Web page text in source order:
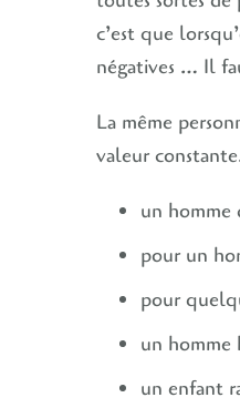
c’est que
négatives … Il
La même
valeur
un homme
pour un
pour
un homme
un enfant